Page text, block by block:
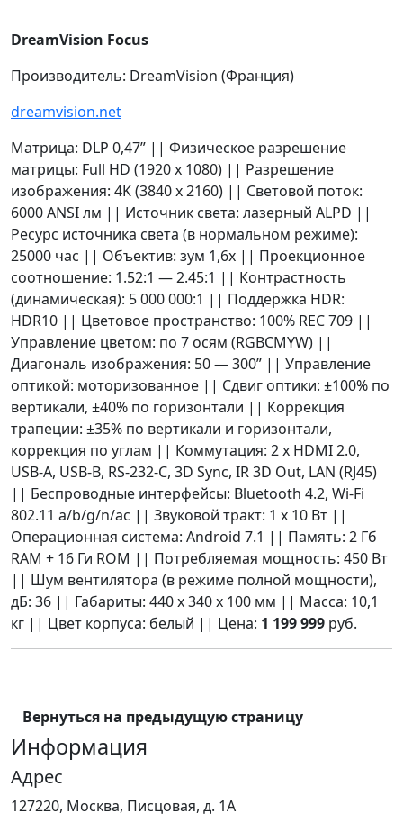
DreamVision Focus
Производитель: DreamVision (Франция)
dreamvision.net
Матрица: DLP 0,47” || Физическое разрешение
матрицы: Full HD (1920 x 1080) || Разрешение
изображения: 4K (3840 x 2160) || Световой поток:
6000 ANSI лм || Источник света: лазерный ALPD ||
Ресурс источника света (в нормальном режиме):
25000 час || Объектив: зум 1,6х || Проекционное
соотношение: 1.52:1 — 2.45:1 || Контрастность
(динамическая): 5 000 000:1 || Поддержка HDR:
HDR10 || Цветовое пространство: 100% REC 709 ||
Управление цветом: по 7 осям (RGBCMYW) ||
Диагональ изображения: 50 — 300” || Управление
оптикой: моторизованное || Сдвиг оптики: ±100% по
вертикали, ±40% по горизонтали || Коррекция
трапеции: ±35% по вертикали и горизонтали,
коррекция по углам || Коммутация: 2 х HDMI 2.0,
USB-A, USB-B, RS-232-С, 3D Sync, IR 3D Out, LAN (RJ45)
|| Беспроводные интерфейсы: Bluetooth 4.2, Wi-Fi
802.11 a/b/g/n/ac || Звуковой тракт: 1 х 10 Вт ||
Операционная система: Android 7.1 || Память: 2 Гб
RAM + 16 Ги ROM || Потребляемая мощность: 450 Вт
|| Шум вентилятора (в режиме полной мощности),
дБ: 36 || Габариты: 440 x 340 x 100 мм || Масса: 10,1
кг || Цвет корпуса: белый || Цена: 1 199 999 руб.
Вернуться на предыдущую страницу
Информация
Адрес
127220, Москва, Писцовая, д. 1А